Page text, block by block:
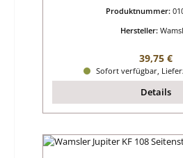
Produktnummer:
Hersteller:
Regulärer
39,75 €
Sofort verfügbar,
Details